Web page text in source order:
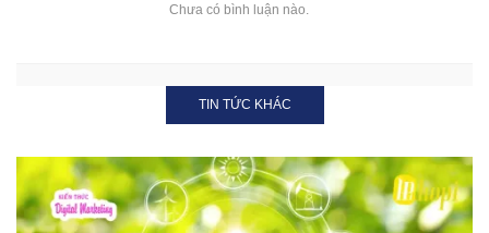
Chưa có bình luận nào.
TIN TỨC KHÁC